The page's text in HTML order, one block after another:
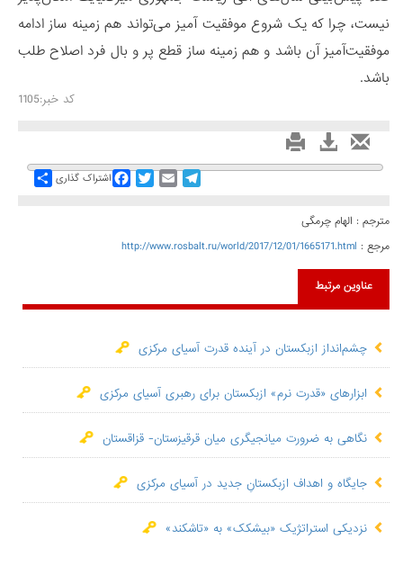
نیست، چرا که یک شروع موفقیت آمیز می‌تواند هم زمینه ساز ادامه
موفقیت‌آمیز آن باشد و هم زمینه ساز قطع پر و بال فرد اصلاح طلب
باشد.
کد خبر:1105
Share اشتراک گذاری
FacebookTwitterEmail
Telegram
مترجم : الهام چرمگی
مرجع : http://www.rosbalt.ru/world/2017/12/01/1665171.html
عناوین مرتبط
چشم‌انداز ازبکستان در آینده قدرت آسیای مرکزی
ابزارهای «قدرت نرم» ازبکستان برای رهبری آسیای مرکزی
نگاهی به ضرورت میانجیگری میان قرقیزستان- قزاقستان
جایگاه و اهداف ازبکستانِ جدید در آسیای مرکزی
نزدیکی استراتژیک «بیشکک» به «تاشکند»